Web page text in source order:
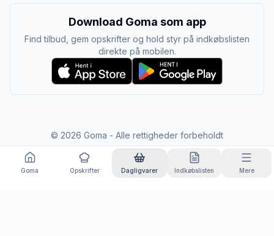
Download Goma som app
Find tilbud, gem opskrifter og hold styr på indkøbslisten
direkte på mobilen.
© 2026 Goma - Alle rettigheder forbeholdt
Goma Opskrifter Dagligvarer Indkøbslisten Mere